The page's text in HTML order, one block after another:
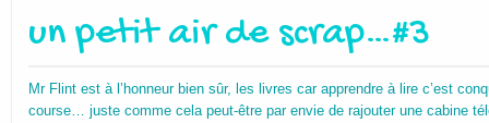
un petit air de scrap…#3
Mr Flint est à l’honneur bien sûr, les livres car apprendre à lire c’est
course… juste comme cela peut-être par envie de rajouter une cabine